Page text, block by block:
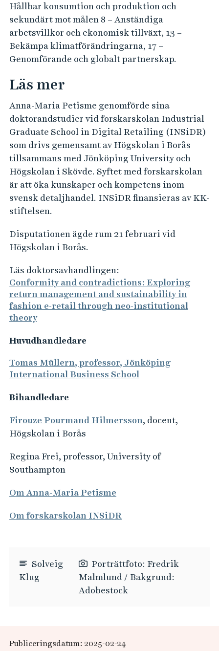
Hållbar konsumtion och produktion och
sekundärt mot målen 8 – Anständiga
arbetsvillkor och ekonomisk tillväxt, 13 –
Bekämpa klimatförändringarna, 17 –
Genomförande och globalt partnerskap.
Läs mer
Anna-Maria Petisme genomförde sina
doktorandstudier vid forskarskolan Industrial
Graduate School in Digital Retailing (INSiDR)
som drivs gemensamt av Högskolan i Borås
tillsammans med Jönköping University och
Högskolan i Skövde. Syftet med forskarskolan
är att öka kunskaper och kompetens inom
svensk detaljhandel. INSiDR finansieras av KK-
stiftelsen.
Disputationen ägde rum 21 februari vid
Högskolan i Borås.
Läs doktorsavhandlingen:
Conformity and contradictions: Exploring
return management and sustainability in
fashion e-retail through neo-institutional
theory
Huvudhandledare
Tomas Müllern, professor, Jönköping
International Business School
Bihandledare
Firouze Pourmand Hilmersson, docent,
Högskolan i Borås
Regina Frei, professor, University of
Southampton
Om Anna-Maria Petisme
Om forskarskolan INSiDR
Solveig
Klug
Porträttfoto: Fredrik
Malmlund / Bakgrund:
Adobestock
Publiceringsdatum: 2025-02-24